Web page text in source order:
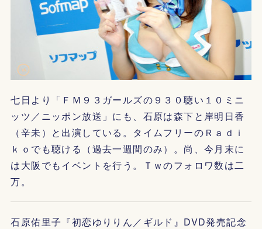
七日より「ＦＭ９３ガールズの９３０聴い１０ミニ
ッツ／ニッポン放送」にも、石原は森下と岸明日香
（辛未）と出演している。タイムフリーのＲａｄｉ
ｋｏでも聴ける（過去一週間のみ）。尚、今月末に
は大阪でもイベントを行う。Ｔｗのフォロワ数は二
万。
石原佑里子『初恋ゆりりん／ギルド』DVD発売記念